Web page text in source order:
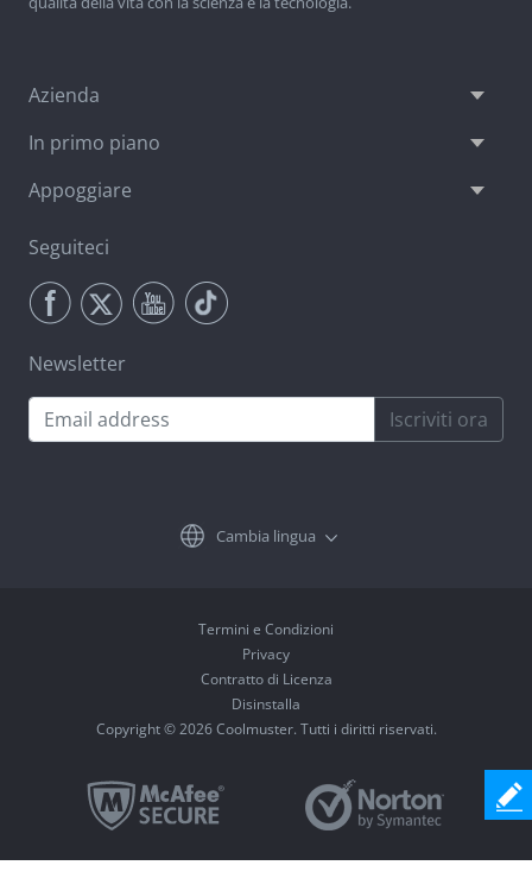
Azienda
In primo piano
Appoggiare
Seguiteci
Newsletter
Iscriviti ora
Cambia lingua
Termini e Condizioni
Privacy
Contratto di Licenza
Disinstalla
Copyright © 2026 Coolmuster. Tutti i diritti riservati.